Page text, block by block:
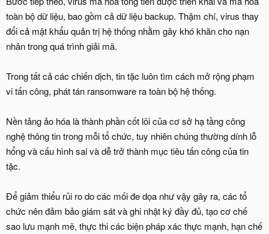
toàn bộ dữ liệu, bao gồm cả dữ liệu backup. Thậm chí, virus thay
đổi cả mật khẩu quản trị hệ thống nhằm gây khó khăn cho nạn
nhân trong quá trình giải mã.
Trong tất cả các chiến dịch, tin tặc luôn tìm cách mở rộng phạm
vi tấn công, phát tán ransomware ra toàn bộ hệ thống.
Nền tảng ảo hóa là thành phần cốt lõi của cơ sở hạ tầng công
nghệ thông tin trong mỗi tổ chức, tuy nhiên chúng thường dính lỗ
hổng và cấu hình sai và dễ trở thành mục tiêu tấn công của tin
tặc.
Để giảm thiểu rủi ro do các mối đe dọa như vậy gây ra, các tổ
chức nên đảm bảo giám sát và ghi nhật ký đầy đủ, tạo cơ chế
sao lưu mạnh mẽ, thực thi các biện pháp xác thực mạnh, hạn chế